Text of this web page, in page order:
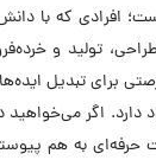
افرادی که با
تولید و
برای تبدیل
اگر می‌خواهید
حرفه‌ای به هم